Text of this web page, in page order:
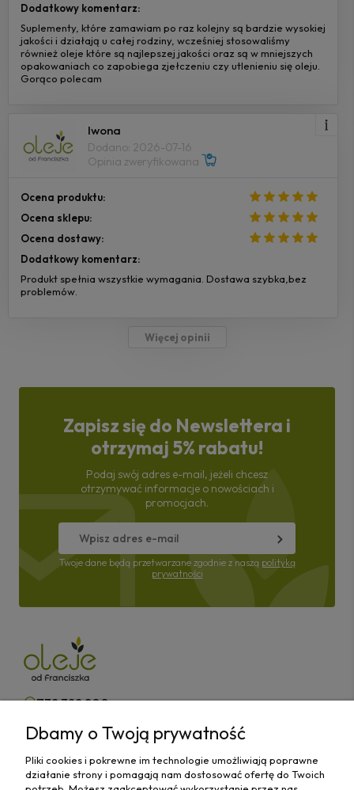
Dodatkowy komentarz:
Suplementy, które zamawiam po raz kolejny są bardzie wysokiej
jakości i działają u całej rodziny, wcześniej stosowaliśmy
również oleje które są najlepszej jakości oraz są w mniejszych
opakowaniach co zapobiega zjełczeniu czy utlenieniu się oleju.
Gorąco polecam
Iwona
Dodano: 2026-07-16
Opinia zweryfikowana
Ocena produktu:
Ocena sklepu:
Ocena dostawy:
Dodatkowy komentarz:
Produkt spełnia wszystkie wymagania. Dostawa szybka,bez
problemów.
Więcej opinii
Zapisz się do Newslettera i
otrzymaj 5% rabatu!
Podaj swój adres e-mail, jeżeli chcesz
otrzymywać informacje o nowościach i
promocjach.
Twoje dane będą przetwarzane zgodnie z naszą polityką
prywatności
732 322 800
kontakt@olejeodfranciszka.pl
Sklep stacjonarny
63-400 Ostrów Wielkopolski,
Dbamy o Twoją prywatność
Pliki cookies i pokrewne im technologie umożliwiają poprawne
działanie strony i pomagają nam dostosować ofertę do Twoich